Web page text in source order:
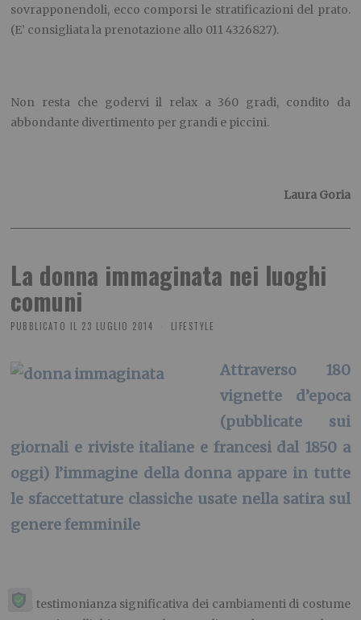
sovrapponendoli, ecco comporsi le stratificazioni del prato.
(E’ consigliata la prenotazione allo 011 4326827).
Non resta che godervi il relax a 360 gradi, condito da
abbondante divertimento per grandi e piccini.
Laura Goria
La donna immaginata nei luoghi
comuni
PUBBLICATO IL 23 LUGLIO 2014 LIFESTYLE
Attraverso 180
vignette d’epoca
(pubblicate sui
giornali e riviste italiane e francesi dal 1850 a
oggi) l’immagine della donna appare in tutte
le sfaccettature classiche usate nella satira sul
genere femminile
Una testimonianza significativa dei cambiamenti di costume